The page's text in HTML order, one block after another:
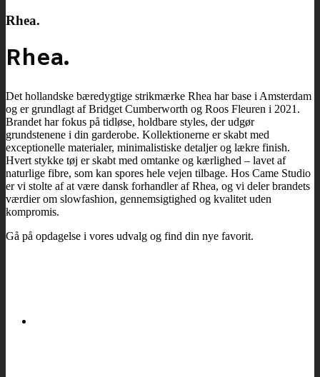
Rhea.
Rhea.
Det hollandske bæredygtige strikmærke Rhea har base i Amsterdam
og er grundlagt af Bridget Cumberworth og Roos Fleuren i 2021.
Brandet har fokus på tidløse, holdbare styles, der udgør
grundstenene i din garderobe. Kollektionerne er skabt med
exceptionelle materialer, minimalistiske detaljer og lækre finish.
Hvert stykke tøj er skabt med omtanke og kærlighed – lavet af
naturlige fibre, som kan spores hele vejen tilbage. Hos Came Studio
er vi stolte af at være dansk forhandler af Rhea, og vi deler brandets
værdier om slowfashion, gennemsigtighed og kvalitet uden
kompromis.
Gå på opdagelse i vores udvalg og find din nye favorit.